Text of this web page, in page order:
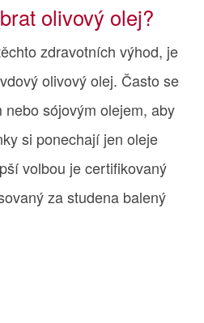
olivový olej?
zdravotních výhod, je
olivový olej. Často se
sójovým olejem, aby
si ponechají jen oleje
volbou je certifikovaný
za studena balený